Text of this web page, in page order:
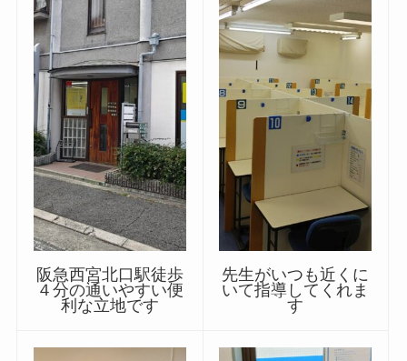
阪急西宮北口駅徒歩
４分の通いやすい便
利な立地です
先生がいつも近くに
いて指導してくれま
す